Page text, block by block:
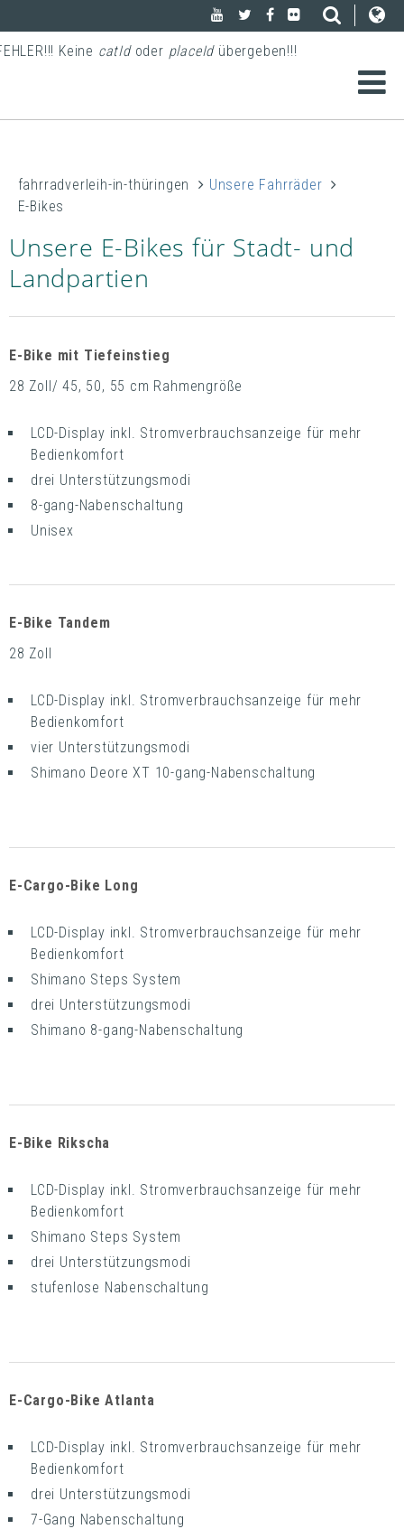
Keine catIdoder placeIdübergeben!!!
fahrradverleih-in-thüringen
Unsere Fahrräder
E-Bikes
Unsere E-Bikes für Stadt- und
Landpartien
E-Bike mit Tiefeinstieg
28 Zoll/ 45, 50, 55 cm Rahmengröße
LCD-Display inkl. Stromverbrauchsanzeige für mehr
Bedienkomfort
drei Unterstützungsmodi
8-gang-Nabenschaltung
Unisex
E-Bike Tandem
28 Zoll
LCD-Display inkl. Stromverbrauchsanzeige für mehr
Bedienkomfort
vier Unterstützungsmodi
Shimano Deore XT 10-gang-Nabenschaltung
E-Cargo-Bike Long
LCD-Display inkl. Stromverbrauchsanzeige für mehr
Bedienkomfort
Shimano Steps System
drei Unterstützungsmodi
Shimano 8-gang-Nabenschaltung
E-Bike Rikscha
LCD-Display inkl. Stromverbrauchsanzeige für mehr
Bedienkomfort
Shimano Steps System
drei Unterstützungsmodi
stufenlose Nabenschaltung
E-Cargo-Bike Atlanta
LCD-Display inkl. Stromverbrauchsanzeige für mehr
Bedienkomfort
drei Unterstützungsmodi
7-Gang Nabenschaltung